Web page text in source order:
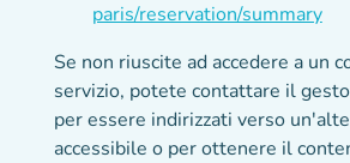
paris/reservation/summary
Se non riuscite ad accedere a un
servizio, potete contattare il
per essere indirizzati verso
accessibile o per ottenere il